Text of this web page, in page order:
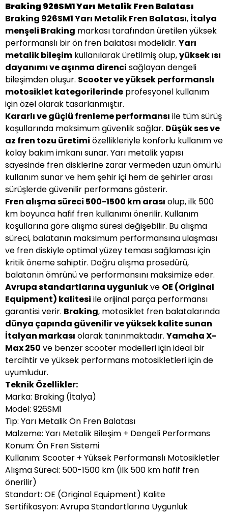
Braking 926SM1 Yarı Metalik Fren Balatası
Braking 926SM1 Yarı Metalik Fren Balatası, İtalya
menşeli Braking markası tarafından üretilen yüksek
performanslı bir ön fren balatası modelidir. Yarı
metalik bileşim kullanılarak üretilmiş olup,yüksek ısı
dayanımı ve aşınma direnci sağlayan dengeli
bileşimden oluşur. Scooter ve yüksek performanslı
motosiklet kategorilerinde profesyonel kullanım
için özel olarak tasarlanmıştır.
Kararlı ve güçlü frenleme performansı ile tüm sürüş
koşullarında maksimum güvenlik sağlar. Düşük ses ve
az fren tozu üretimi özellikleriyle konforlu kullanım ve
kolay bakım imkanı sunar. Yarı metalik yapısı
sayesinde fren disklerine zarar vermeden uzun ömürlü
kullanım sunar ve hem şehir içi hem de şehirler arası
sürüşlerde güvenilir performans gösterir.
Fren alışma süreci 500-1500 km arası olup, ilk 500
km boyunca hafif fren kullanımı önerilir. Kullanım
koşullarına göre alışma süresi değişebilir. Bu alışma
süreci, balatanın maksimum performansına ulaşması
ve fren diskiyle optimal yüzey teması sağlaması için
kritik öneme sahiptir. Doğru alışma prosedürü,
balatanın ömrünü ve performansını maksimize eder.
Avrupa standartlarına uygunlukve OE (Original
Equipment) kalitesi ile orijinal parça performansı
garantisi verir. Braking, motosiklet fren balatalarında
dünya çapında güvenilir ve yüksek kalite sunan
İtalyan markası olarak tanınmaktadır. Yamaha X-
Max 250 ve benzer scooter modelleri için ideal bir
tercihtir ve yüksek performans motosikletleri için de
uyumludur.
Teknik Özellikler:
Marka: Braking (İtalya)
Model: 926SM1
Tip: Yarı Metalik Ön Fren Balatası
Malzeme: Yarı Metalik Bileşim + Dengeli Performans
Konum: Ön Fren Sistemi
Kullanım: Scooter + Yüksek Performanslı Motosikletler
Alışma Süreci: 500-1500 km (ilk 500 km hafif fren
önerilir)
Standart: OE (Original Equipment) Kalite
Sertifikasyon: Avrupa Standartlarına Uygunluk